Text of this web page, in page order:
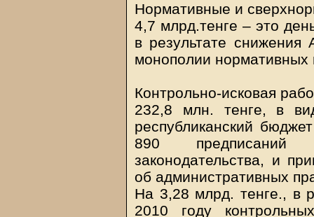
Нормативные и
4,7 млрд.тенге – это
в результате снижения
монополии нормативных
Контрольно-исковая
232,8 млн. тенге, в
республиканский
890 предписаний
законодательства, и
об административных
На 3,28 млрд. тенге., в
2010 году